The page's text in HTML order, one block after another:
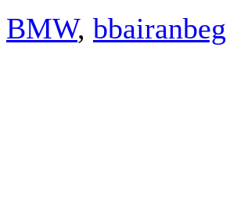
BMW, bbairanbeg